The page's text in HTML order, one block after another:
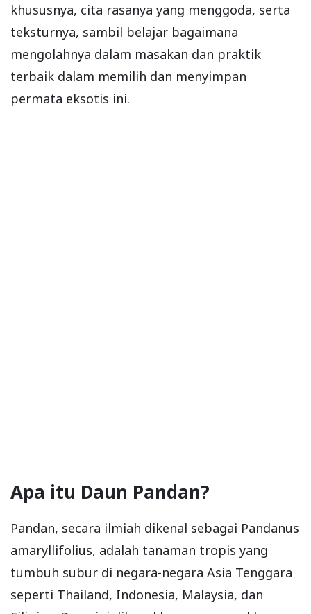
khususnya, cita rasanya yang menggoda, serta
teksturnya, sambil belajar bagaimana
mengolahnya dalam masakan dan praktik
terbaik dalam memilih dan menyimpan
permata eksotis ini.
Apa itu Daun Pandan?
Pandan, secara ilmiah dikenal sebagai Pandanus
amaryllifolius, adalah tanaman tropis yang
tumbuh subur di negara-negara Asia Tenggara
seperti Thailand, Indonesia, Malaysia, dan